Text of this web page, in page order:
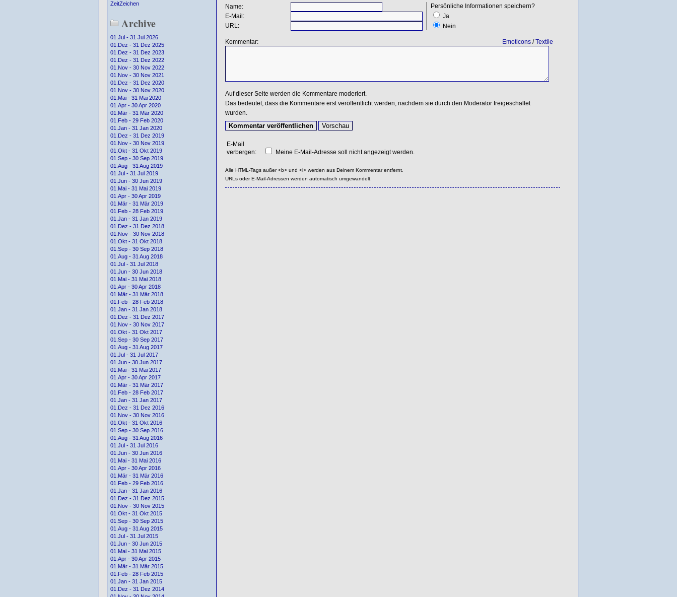
ZeitZeichen
Archive
01.Jul - 31 Jul 2026
01.Dez - 31 Dez 2025
01.Dez - 31 Dez 2023
01.Dez - 31 Dez 2022
01.Nov - 30 Nov 2022
01.Nov - 30 Nov 2021
01.Dez - 31 Dez 2020
01.Nov - 30 Nov 2020
01.Mai - 31 Mai 2020
01.Apr - 30 Apr 2020
01.Mär - 31 Mär 2020
01.Feb - 29 Feb 2020
01.Jan - 31 Jan 2020
01.Dez - 31 Dez 2019
01.Nov - 30 Nov 2019
01.Okt - 31 Okt 2019
01.Sep - 30 Sep 2019
01.Aug - 31 Aug 2019
01.Jul - 31 Jul 2019
01.Jun - 30 Jun 2019
01.Mai - 31 Mai 2019
01.Apr - 30 Apr 2019
01.Mär - 31 Mär 2019
01.Feb - 28 Feb 2019
01.Jan - 31 Jan 2019
01.Dez - 31 Dez 2018
01.Nov - 30 Nov 2018
01.Okt - 31 Okt 2018
01.Sep - 30 Sep 2018
01.Aug - 31 Aug 2018
01.Jul - 31 Jul 2018
01.Jun - 30 Jun 2018
01.Mai - 31 Mai 2018
01.Apr - 30 Apr 2018
01.Mär - 31 Mär 2018
01.Feb - 28 Feb 2018
01.Jan - 31 Jan 2018
01.Dez - 31 Dez 2017
01.Nov - 30 Nov 2017
01.Okt - 31 Okt 2017
01.Sep - 30 Sep 2017
01.Aug - 31 Aug 2017
01.Jul - 31 Jul 2017
01.Jun - 30 Jun 2017
01.Mai - 31 Mai 2017
01.Apr - 30 Apr 2017
01.Mär - 31 Mär 2017
01.Feb - 28 Feb 2017
01.Jan - 31 Jan 2017
01.Dez - 31 Dez 2016
01.Nov - 30 Nov 2016
01.Okt - 31 Okt 2016
01.Sep - 30 Sep 2016
01.Aug - 31 Aug 2016
01.Jul - 31 Jul 2016
01.Jun - 30 Jun 2016
01.Mai - 31 Mai 2016
01.Apr - 30 Apr 2016
01.Mär - 31 Mär 2016
01.Feb - 29 Feb 2016
01.Jan - 31 Jan 2016
01.Dez - 31 Dez 2015
01.Nov - 30 Nov 2015
01.Okt - 31 Okt 2015
01.Sep - 30 Sep 2015
01.Aug - 31 Aug 2015
01.Jul - 31 Jul 2015
01.Jun - 30 Jun 2015
01.Mai - 31 Mai 2015
01.Apr - 30 Apr 2015
01.Mär - 31 Mär 2015
01.Feb - 28 Feb 2015
01.Jan - 31 Jan 2015
01.Dez - 31 Dez 2014
Name:
Persönliche Informationen speichern?
Ja
Nein
E-Mail:
URL:
Kommentar: Emoticons/Textile
Auf dieser Seite werden die Kommentare moderiert.
Das bedeutet, dass die Kommentare erst veröffentlicht werden, nachdem sie durch den Moderator freigeschaltet
wurden.
E-Mail
verbergen:
Meine E-Mail-Adresse soll nicht angezeigt werden.
Alle HTML-Tags außer <b> und <i> werden aus Deinem Kommentar entfernt.
URLs oder E-Mail-Adressen werden automatisch umgewandelt.